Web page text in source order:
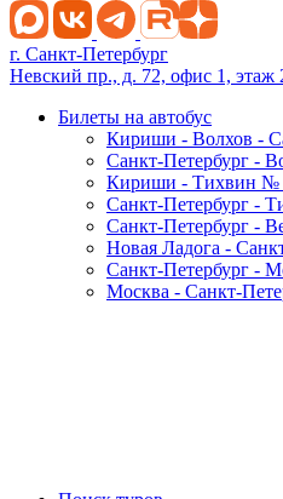
г. Санкт-Петербург
Невский пр., д. 72, офис 1, этаж
Билеты на автобус
Кириши - Волхов -
Санкт-Петербург -
Кириши - Тихвин №
Санкт-Петербург -
Санкт-Петербург -
Новая Ладога -
Санкт-Петербург -
Москва - Санкт-